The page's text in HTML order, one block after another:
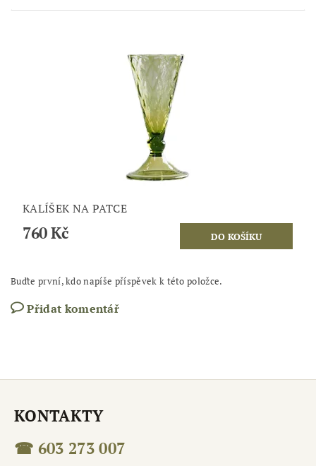
KALÍŠEK NA PATCE
760 Kč
Buďte první, kdo napíše příspěvek k této položce.
Přidat komentář
KONTAKTY
☎ 603 273 007